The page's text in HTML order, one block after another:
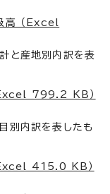
高 （Excel
と産地別内訳を表
Excel 799.2 KB）
別内訳を表したも
Excel 415.0 KB）